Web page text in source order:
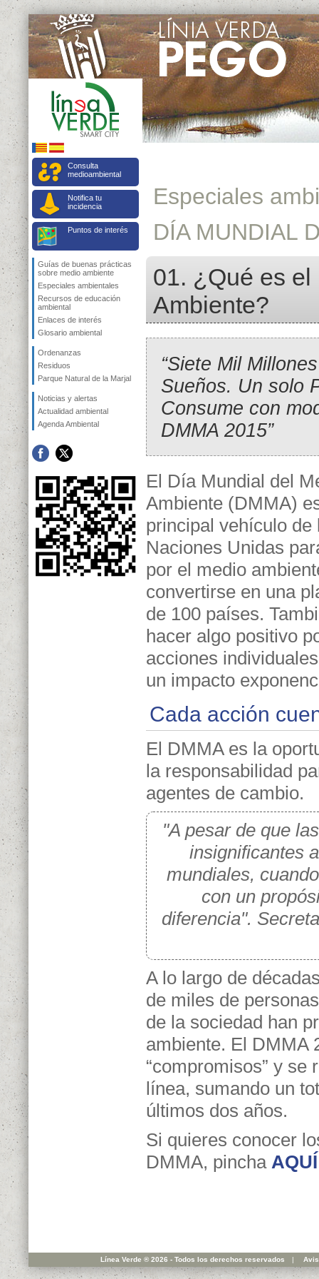
Consulta
medioambiental
Notifica tu
incidencia
Puntos de interés
Guías de buenas prácticas
sobre medio ambiente
Especiales ambientales
Recursos de educación
ambiental
Enlaces de interés
Glosario ambiental
Ordenanzas
Residuos
Parque Natural de la Marjal
Noticias y alertas
Actualidad ambiental
Agenda Ambiental
Especiales
DÍA MUNDIAL
01. ¿Qué es
Ambiente?
“Siete Mil
Sueños. Un solo
Consume con
DMMA 2015”
El Día Mundial del
Ambiente (DMMA)
principal vehículo de
Naciones Unidas
por el medio
convertirse en una
de 100 países.
hacer algo positivo
acciones
un impacto
Cada acción
El DMMA es la
la responsabilidad
agentes de cambio.
"A pesar de que
insignificantes
mundiales,
con un
diferencia".
A lo largo de
de miles de
de la sociedad han
ambiente. El DMMA
“compromisos” y se
línea, sumando un
últimos dos años.
Si quieres conocer
DMMA, pincha AQUÍ
Línea Verde ® 2026 - Todos los derechos reservados |